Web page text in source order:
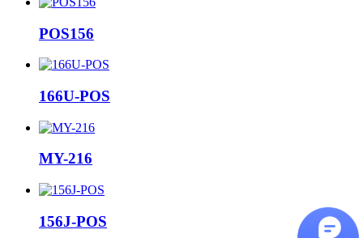
POS156
166U-POS
MY-216
156J-POS